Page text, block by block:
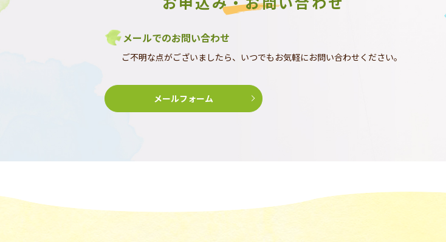
メールでのお問い合わせ
ご不明な点がございましたら、いつでもお気軽にお問い合わせください。
メールフォーム